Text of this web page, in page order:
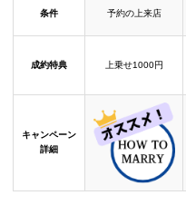
条件 予約の上来店
成約特典 上乗せ1000円
キャンペーン
詳細